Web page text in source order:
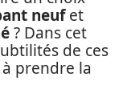
neufet
? Dans cet
de ces
prendre la